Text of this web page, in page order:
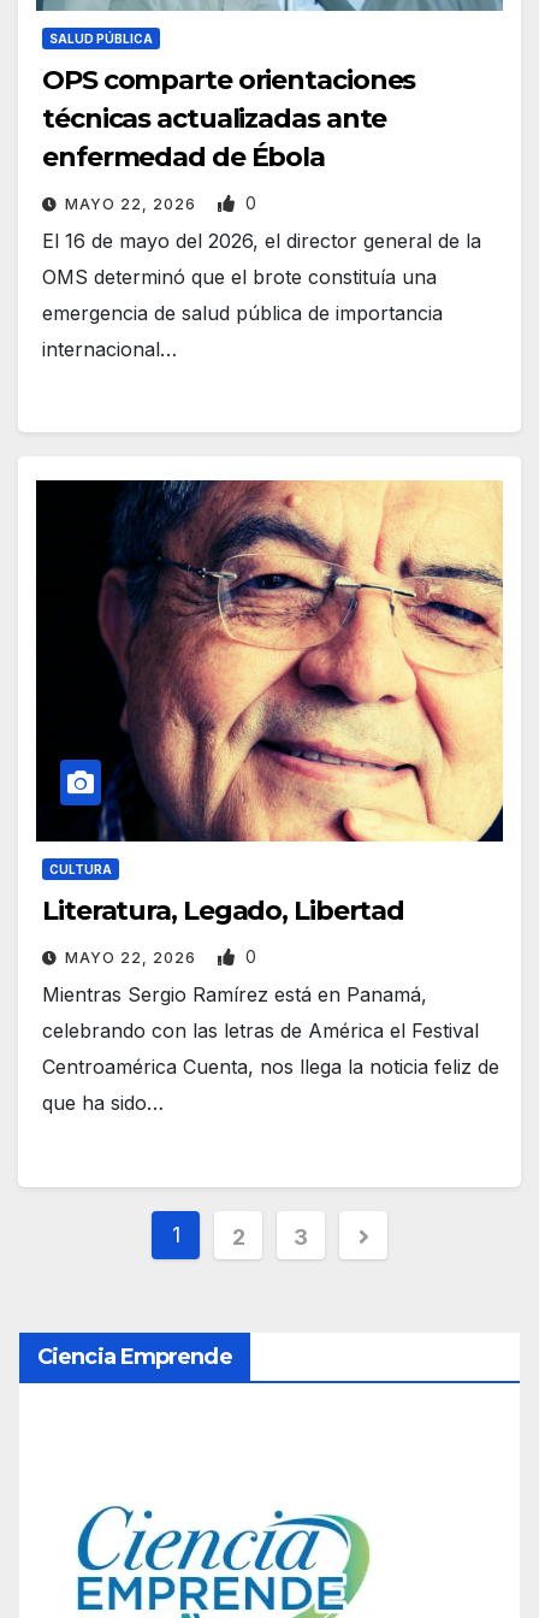
SALUD PÚBLICA
OPS comparte orientaciones
técnicas actualizadas ante
enfermedad de Ébola
MAYO 22, 2026 0
El 16 de mayo del 2026, el director general de la
OMS determinó que el brote constituía una
emergencia de salud pública de importancia
internacional…
CULTURA
Literatura, Legado, Libertad
MAYO 22, 2026 0
Mientras Sergio Ramírez está en Panamá,
celebrando con las letras de América el Festival
Centroamérica Cuenta, nos llega la noticia feliz de
que ha sido…
g
i
c
i
1 2 3
Ciencia Emprende